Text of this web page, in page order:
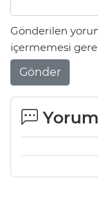
Gönderilen
içermemesi
Gönder